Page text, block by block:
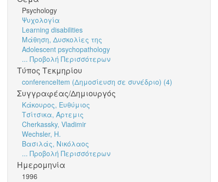
Psychology
Ψυχολογία
Learning disabilities
Μάθηση, Δυσκολίες της
Adolescent psychopathology
... Προβολή Περισσότερων
Τύπος Τεκμηρίου
conferenceItem (Δημοσίευση σε συνέδριο) (4)
Συγγραφέας/Δημιουργός
Κάκουρος, Ευθύμιος
Τσίτσικα, Άρτεμις
Cherkassky, Vladimir
Wechsler, H.
Βασιλάς, Νικόλαος
... Προβολή Περισσότερων
Ημερομηνία
1996